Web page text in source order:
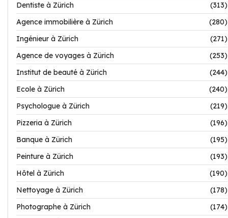
Dentiste à Zürich
(313)
Agence immobilière à Zürich
(280)
Ingénieur à Zürich
(271)
Agence de voyages à Zürich
(253)
Institut de beauté à Zürich
(244)
Ecole à Zürich
(240)
Psychologue à Zürich
(219)
Pizzeria à Zürich
(196)
Banque à Zürich
(195)
Peinture à Zürich
(193)
Hôtel à Zürich
(190)
Nettoyage à Zürich
(178)
Photographe à Zürich
(174)